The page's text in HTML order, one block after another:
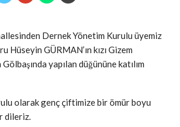
Dernek Yönetim Kurulu üyemiz
Hüseyin GÜRMAN’ın kızı Gizem
yapılan düğününe katılım
olarak genç çiftimize bir ömür boyu
dileriz.